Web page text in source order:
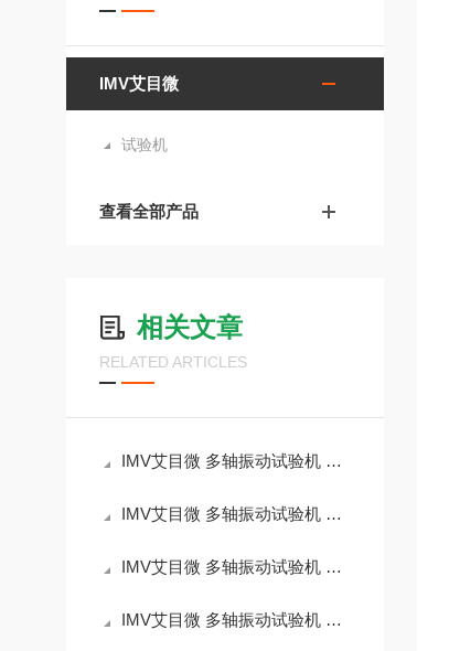
IMV艾目微
试验机
查看全部产品
相关文章
RELATED ARTICLES
IMV艾目微 多轴振动试验机 DS-5000-10M 产品简介
IMV艾目微 多轴振动试验机 DS-5000-8H 产品简介
IMV艾目微 多轴振动试验机 DS-5000-6H 产品简介
IMV艾目微 多轴振动试验机 DS-3000-15M 产品简介